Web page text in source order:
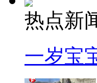
热点新
一岁宝